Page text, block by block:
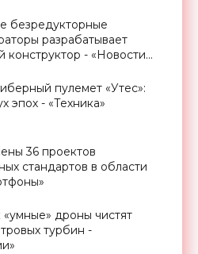
безредукторные
разрабатывает
конструктор - «Новости
пулемет «Утес»:
эпох - «Техника»
36 проектов
стандартов в области
«умные» дроны чистят
турбин -